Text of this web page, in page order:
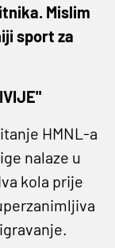
Mislim
sport za
HMNL-a
nalaze u
kola prije